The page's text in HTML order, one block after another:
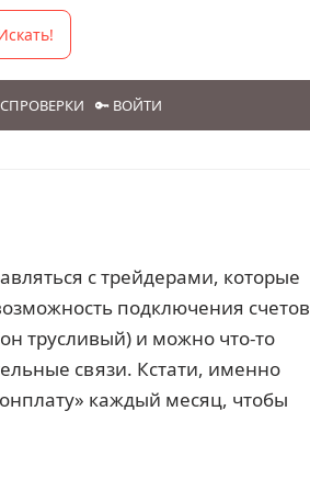
🔑 ВОЙТИ
с трейдерами, которые
подключения счетов
трусливый) и можно что-то
связи. Кстати, именно
каждый месяц, чтобы